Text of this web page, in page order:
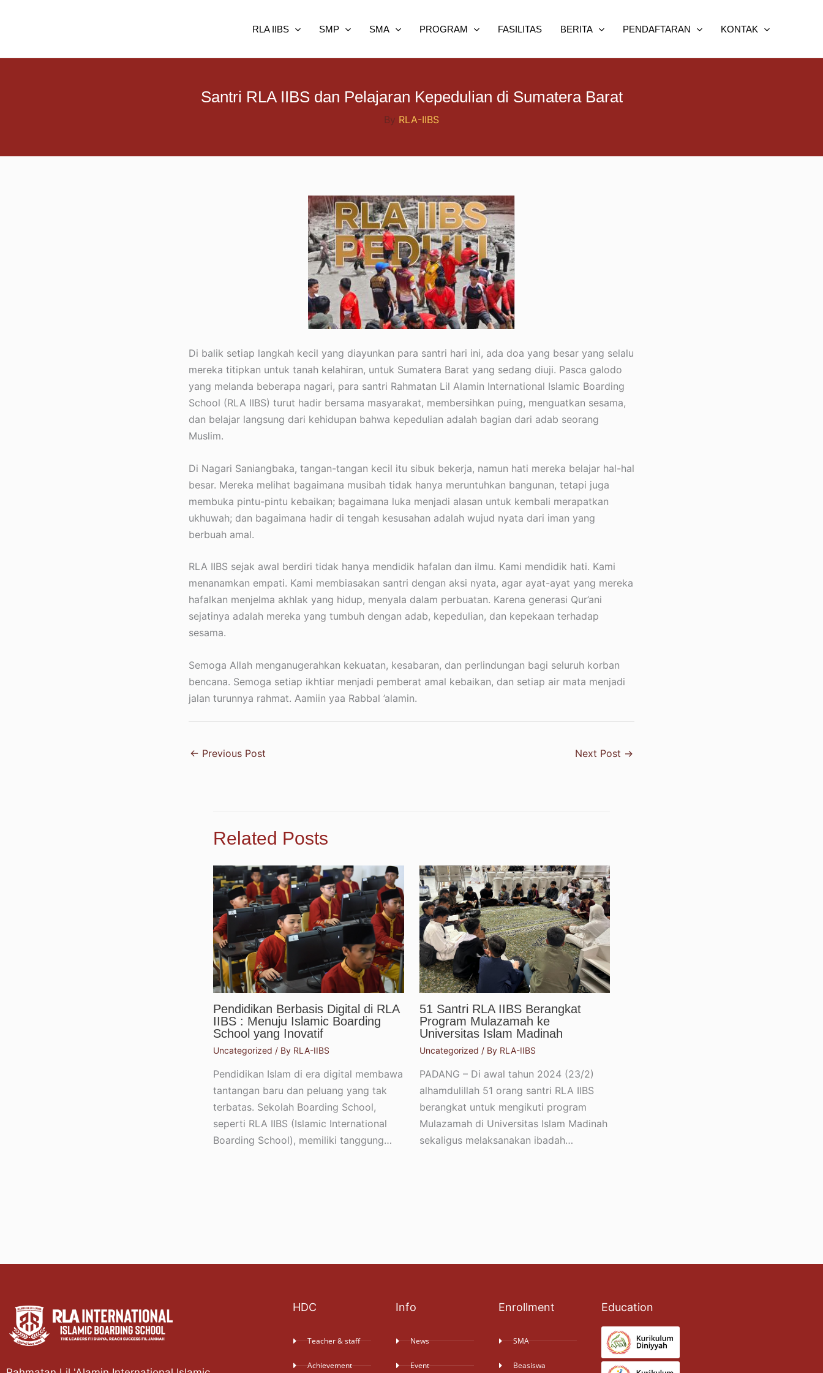
RLA IIBS SMP SMA PROGRAM FASILITAS BERITA PENDAFTARAN KONTAK
Santri RLA IIBS dan Pelajaran Kepedulian di Sumatera Barat
By RLA-IIBS
Di balik setiap langkah kecil yang diayunkan para santri hari ini, ada doa yang besar yang selalu
mereka titipkan untuk tanah kelahiran, untuk Sumatera Barat yang sedang diuji. Pasca galodo
yang melanda beberapa nagari, para santri Rahmatan Lil Alamin International Islamic Boarding
School (RLA IIBS) turut hadir bersama masyarakat, membersihkan puing, menguatkan sesama,
dan belajar langsung dari kehidupan bahwa kepedulian adalah bagian dari adab seorang
Muslim.
Di Nagari Saniangbaka, tangan-tangan kecil itu sibuk bekerja, namun hati mereka belajar hal-hal
besar. Mereka melihat bagaimana musibah tidak hanya meruntuhkan bangunan, tetapi juga
membuka pintu-pintu kebaikan; bagaimana luka menjadi alasan untuk kembali merapatkan
ukhuwah; dan bagaimana hadir di tengah kesusahan adalah wujud nyata dari iman yang
berbuah amal.
RLA IIBS sejak awal berdiri tidak hanya mendidik hafalan dan ilmu. Kami mendidik hati. Kami
menanamkan empati. Kami membiasakan santri dengan aksi nyata, agar ayat-ayat yang mereka
hafalkan menjelma akhlak yang hidup, menyala dalam perbuatan. Karena generasi Qur’ani
sejatinya adalah mereka yang tumbuh dengan adab, kepedulian, dan kepekaan terhadap
sesama.
Semoga Allah menganugerahkan kekuatan, kesabaran, dan perlindungan bagi seluruh korban
bencana. Semoga setiap ikhtiar menjadi pemberat amal kebaikan, dan setiap air mata menjadi
jalan turunnya rahmat. Aamiin yaa Rabbal ’alamin.
← Previous Post Next Post →
Related Posts
Pendidikan Berbasis Digital di RLA
IIBS : Menuju Islamic Boarding
School yang Inovatif
Uncategorized / By RLA-IIBS
Pendidikan Islam di era digital membawa
tantangan baru dan peluang yang tak
terbatas. Sekolah Boarding School,
seperti RLA IIBS (Islamic International
Boarding School), memiliki tanggung…
51 Santri RLA IIBS Berangkat
Program Mulazamah ke
Universitas Islam Madinah
Uncategorized / By RLA-IIBS
PADANG – Di awal tahun 2024 (23/2)
alhamdulillah 51 orang santri RLA IIBS
berangkat untuk mengikuti program
Mulazamah di Universitas Islam Madinah
sekaligus melaksanakan ibadah…
HDC
Teacher & staff
Achievement
Info
News
Event
Enrollment
SMA
Beasiswa
Education